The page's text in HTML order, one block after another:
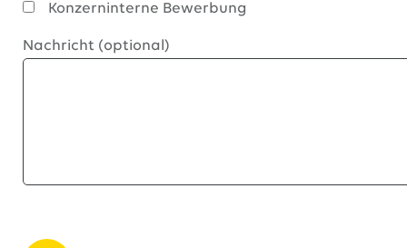
Konzerninterne Bewerbung
Nachricht (optional)